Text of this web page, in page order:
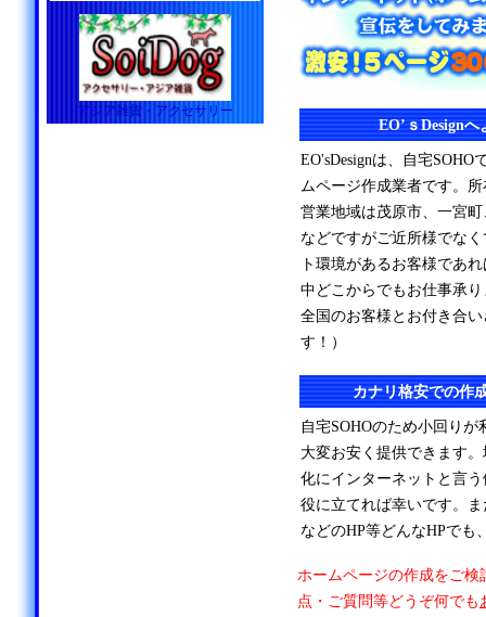
EO’ｓDesign
EO'sDesignは、自宅SOHO
ムページ作成業者です。
営業地域は茂原市、一宮
などですがご近所様でな
ト環境があるお客様であ
中どこからでもお仕事承
全国のお客様とお付き合
す！）
カナリ格安での作
自宅SOHOのため小回り
大変お安く提供できます
化にインターネットと言
役に立てれば幸いです。
などのHP等どんなHPでも
ホームページの作成をご検
点・ご質問等どうぞ何でも
アジア雑貨・アクセサリー